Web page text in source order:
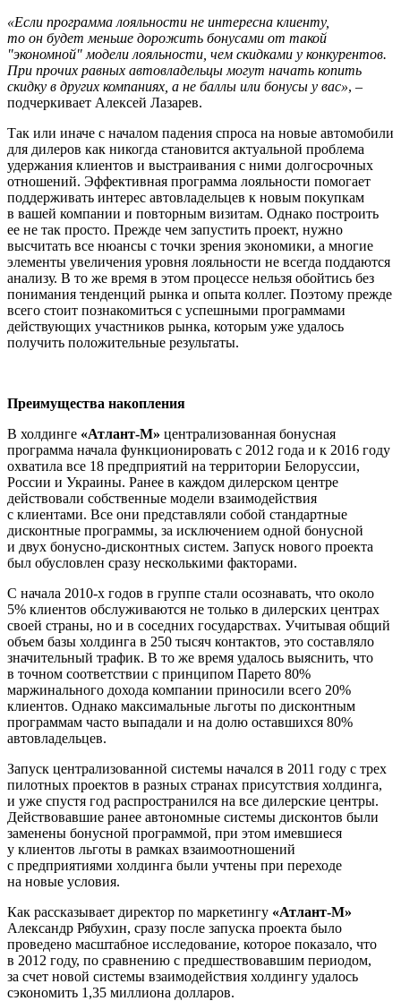
«Если программа лояльности не интересна клиенту,
то он будет меньше дорожить бонусами от такой
"экономной" модели лояльности, чем скидками у конкурентов.
При прочих равных автовладельцы могут начать копить
скидку в других компаниях, а не баллы или бонусы у вас», –
подчеркивает Алексей Лазарев.
Так или иначе с началом падения спроса на новые автомобили
для дилеров как никогда становится актуальной проблема
удержания клиентов и выстраивания с ними долгосрочных
отношений. Эффективная программа лояльности помогает
поддерживать интерес автовладельцев к новым покупкам
в вашей компании и повторным визитам. Однако построить
ее не так просто. Прежде чем запустить проект, нужно
высчитать все нюансы с точки зрения экономики, а многие
элементы увеличения уровня лояльности не всегда поддаются
анализу. В то же время в этом процессе нельзя обойтись без
понимания тенденций рынка и опыта коллег. Поэтому прежде
всего стоит познакомиться с успешными программами
действующих участников рынка, которым уже удалось
получить положительные результаты.
Преимущества накопления
В холдинге «Атлант-М» централизованная бонусная
программа начала функционировать с 2012 года и к 2016 году
охватила все 18 предприятий на территории Белоруссии,
России и Украины. Ранее в каждом дилерском центре
действовали собственные модели взаимодействия
с клиентами. Все они представляли собой стандартные
дисконтные программы, за исключением одной бонусной
и двух бонусно-дисконтных систем. Запуск нового проекта
был обусловлен сразу несколькими факторами.
С начала 2010-х годов в группе стали осознавать, что около
5% клиентов обслуживаются не только в дилерских центрах
своей страны, но и в соседних государствах. Учитывая общий
объем базы холдинга в 250 тысяч контактов, это составляло
значительный трафик. В то же время удалось выяснить, что
в точном соответствии с принципом Парето 80%
маржинального дохода компании приносили всего 20%
клиентов. Однако максимальные льготы по дисконтным
программам часто выпадали и на долю оставшихся 80%
автовладельцев.
Запуск централизованной системы начался в 2011 году с трех
пилотных проектов в разных странах присутствия холдинга,
и уже спустя год распространился на все дилерские центры.
Действовавшие ранее автономные системы дисконтов были
заменены бонусной программой, при этом имевшиеся
у клиентов льготы в рамках взаимоотношений
с предприятиями холдинга были учтены при переходе
на новые условия.
Как рассказывает директор по маркетингу «Атлант-М»
Александр Рябухин, сразу после запуска проекта было
проведено масштабное исследование, которое показало, что
в 2012 году, по сравнению с предшествовавшим периодом,
за счет новой системы взаимодействия холдингу удалось
сэкономить 1,35 миллиона долларов.